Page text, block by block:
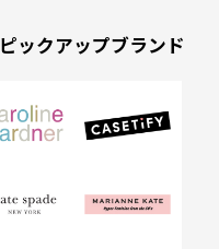
ピックアップブランド